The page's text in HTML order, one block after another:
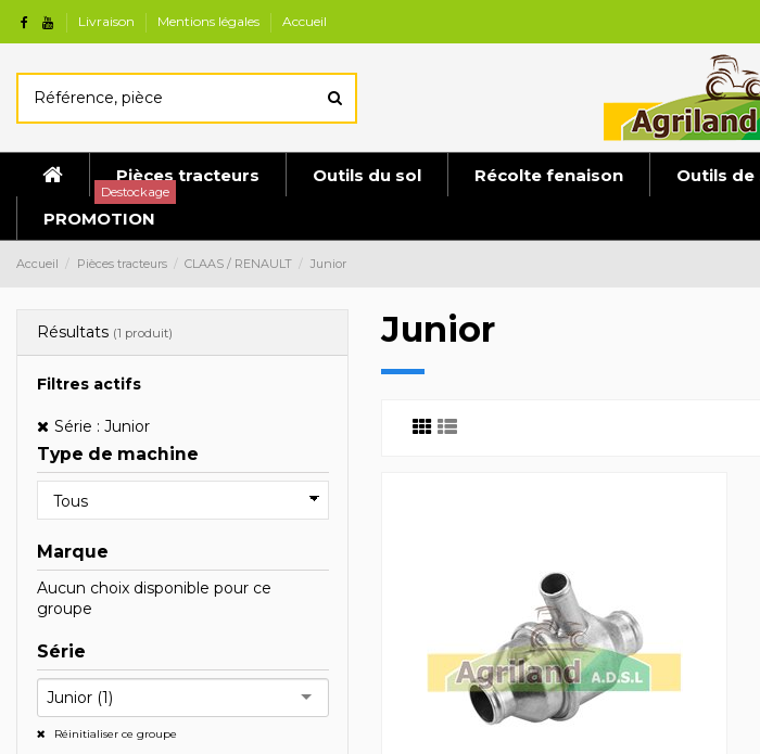
Livraison Mentions légales Accueil
Pièces tracteurs Outils du sol Récolte fenaison Outils de
PROMOTION
Destockage
Accueil Pièces tracteurs CLAAS / RENAULT Junior
Junior
Résultats (1 produit)
Filtres actifs
Série : Junior
Type de machine
Marque
Aucun choix disponible pour ce
groupe
Série
Junior (1)
Réinitialiser ce groupe